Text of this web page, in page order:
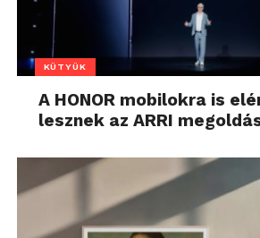
KÜTYÜK
A HONOR mobilokra is
lesznek az ARRI